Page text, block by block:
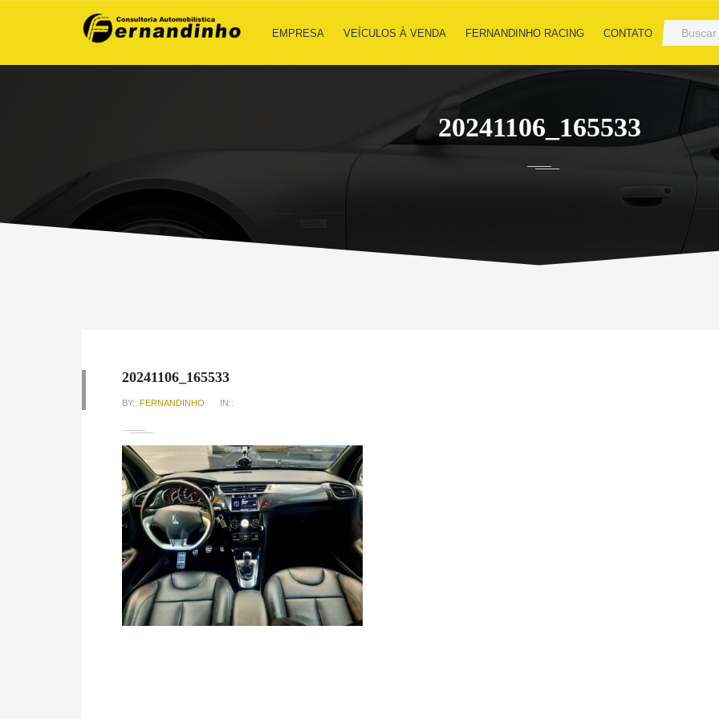
EMPRESA VEÍCULOS À VENDA FERNANDINHO RACING CONTATO
20241106_165533
20241106_165533
BY:: FERNANDINHO IN::